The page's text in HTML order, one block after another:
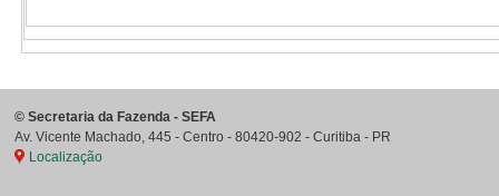
© Secretaria da Fazenda - SEFA
Av. Vicente Machado, 445 - Centro - 80420-902 - Curitiba - PR
Localização